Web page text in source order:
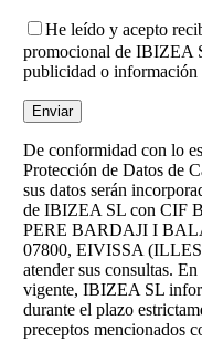
He leído y acepto
promocional de IBIZEA
publicidad o
De conformidad con lo
Protección de Datos de
sus datos serán
de IBIZEA SL con CIF
PERE BARDAJI I
07800, EIVISSA
atender sus consultas.
vigente, IBIZEA SL
durante el plazo
preceptos mencionados